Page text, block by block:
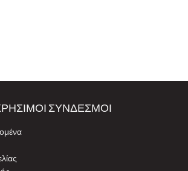
ΣΥΝΔΕΣΜΟΙ